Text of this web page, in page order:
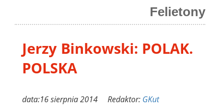
Felietony
Jerzy Binkowski: POLAK.
POLSKA
data:16 sierpnia 2014 Redaktor: GKut